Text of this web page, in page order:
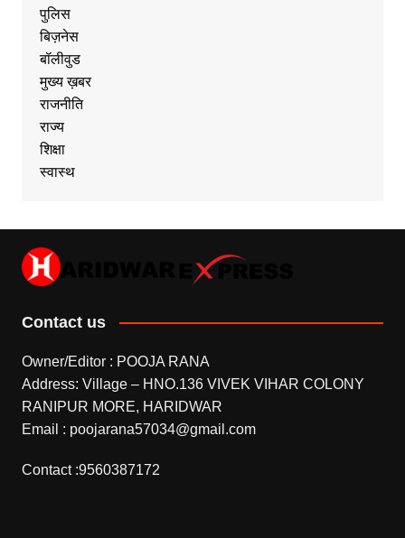
पुलिस
बिज़नेस
बॉलीवुड
मुख्य ख़बर
राजनीति
राज्य
शिक्षा
स्वास्थ
Contact us
Owner/Editor : POOJA RANA
Address: Village – HNO.136 VIVEK VIHAR COLONY
RANIPUR MORE, HARIDWAR
Email : poojarana57034@gmail.com
Contact :9560387172